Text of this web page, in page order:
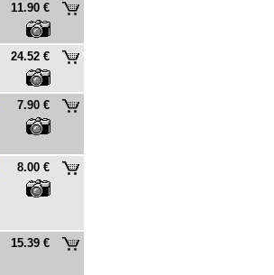
11.90 €
24.52 €
7.90 €
8.00 €
15.39 €